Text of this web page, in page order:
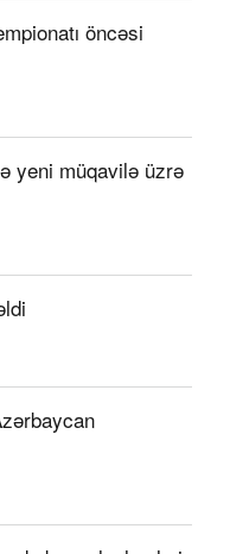
öncəsi
yeni müqavilə üzrə